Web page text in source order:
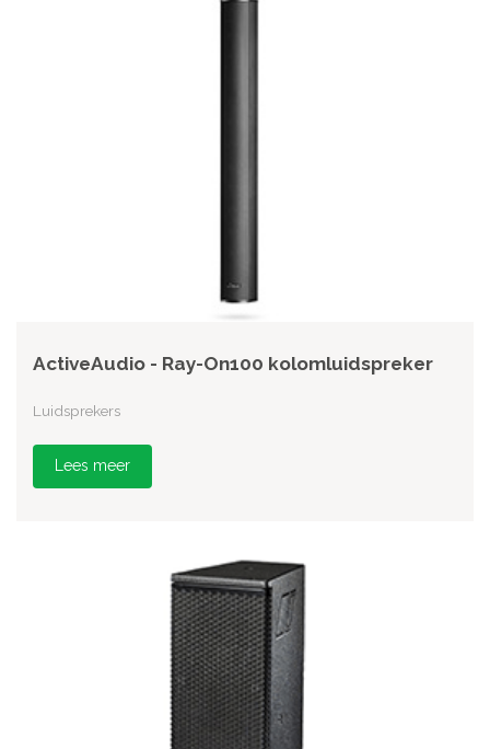
ActiveAudio - Ray-On100 kolomluidspreker
Luidsprekers
Lees meer